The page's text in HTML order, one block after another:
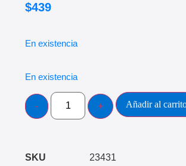
$439
En existencia
En existencia
Añadir al
SKU
23431